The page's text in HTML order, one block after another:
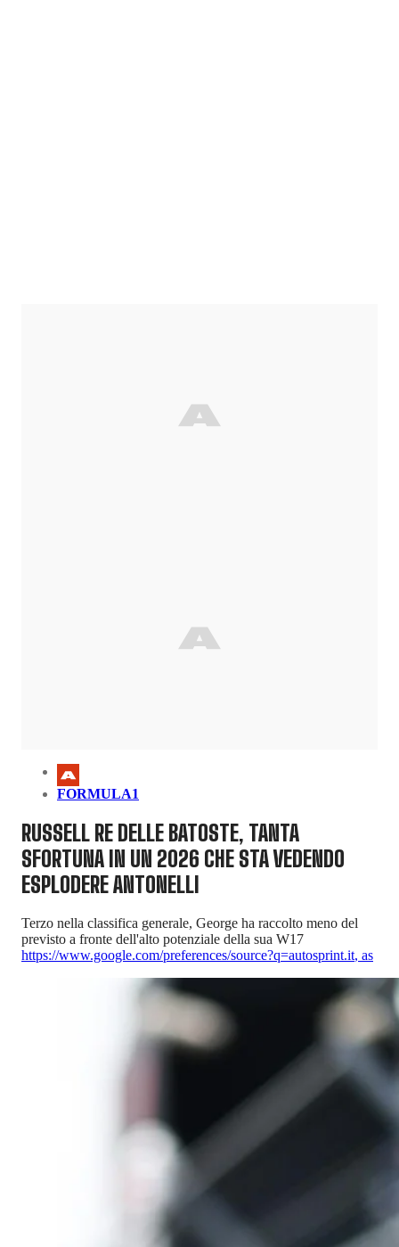
FORMULA1
RUSSELL RE DELLE BATOSTE, TANTA
SFORTUNA IN UN 2026 CHE STA VEDENDO
ESPLODERE ANTONELLI
Terzo nella classifica generale, George ha raccolto meno del
previsto a fronte dell'alto potenziale della sua W17
https://www.google.com/preferences/source?q=autosprint.it, as